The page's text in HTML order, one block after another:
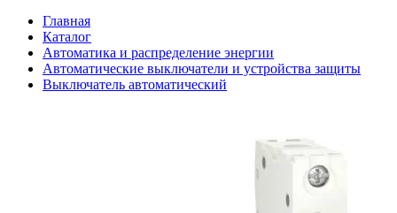
Главная
Каталог
Автоматика и распределение энергии
Автоматические выключатели и устройства защиты
Выключатель автоматический